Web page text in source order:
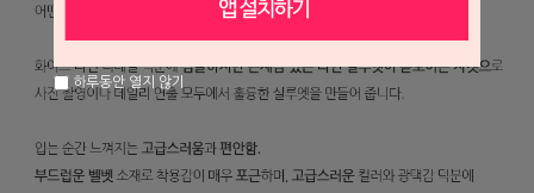
하루동안 열지 않기